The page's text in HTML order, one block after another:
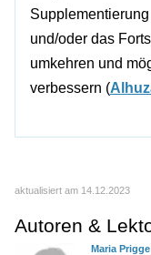
und/oder das
umkehren und
verbessern (
aktualisiert am 14.12.2023
Autoren &
Maria Prigge